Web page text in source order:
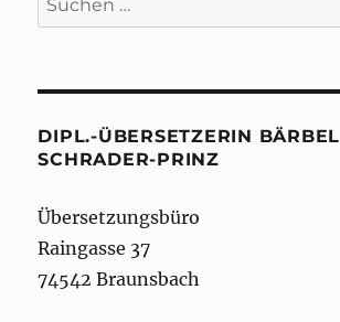
nach:
DIPL.-ÜBERSETZERIN BÄRBEL
SCHRADER-PRINZ
Übersetzungsbüro
Raingasse 37
74542 Braunsbach